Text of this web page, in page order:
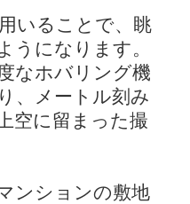
いることで、眺
うになります。
なホバリング機
、メートル刻み
空に留まった撮
ンションの敷地